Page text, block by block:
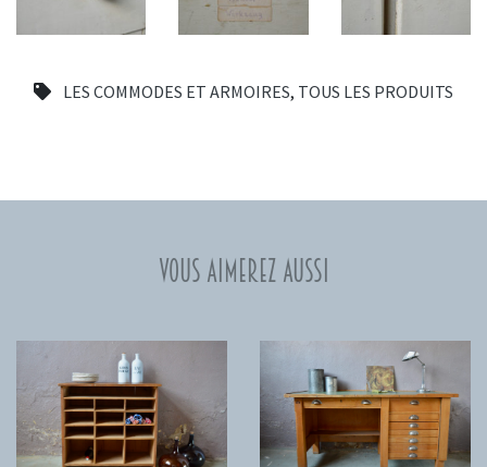
LES COMMODES ET ARMOIRES, TOUS LES PRODUITS
Vous aimerez aussi